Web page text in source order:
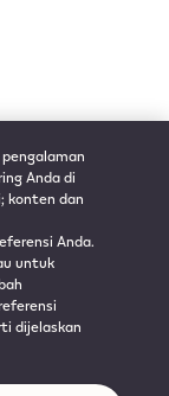
Anda di
konten dan
Anda.
untuk
dijelaskan